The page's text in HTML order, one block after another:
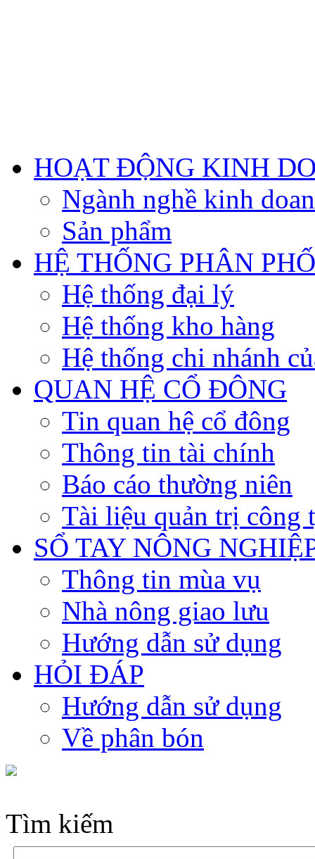
HOẠT ĐỘNG KINH
Ngành nghề kinh
Sản phẩm
HỆ THỐNG PHÂN
Hệ thống đại lý
Hệ thống kho hàng
Hệ thống chi nhánh
QUAN HỆ CỔ ĐÔNG
Tin quan hệ cổ đông
Thông tin tài chính
Báo cáo thường niên
Tài liệu quản trị công
SỔ TAY NÔNG
Thông tin mùa vụ
Nhà nông giao lưu
Hướng dẫn sử dụng
HỎI ĐÁP
Hướng dẫn sử dụng
Về phân bón
Tìm kiếm